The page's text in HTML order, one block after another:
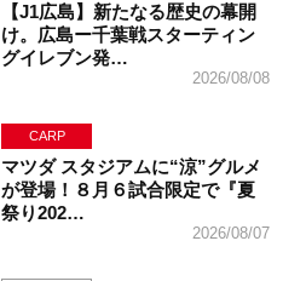
【J1広島】新たなる歴史の幕開
け。広島ー千葉戦スターティン
グイレブン発…
2026/08/08
CARP
マツダ スタジアムに“涼”グルメ
が登場！８月６試合限定で『夏
祭り202…
2026/08/07